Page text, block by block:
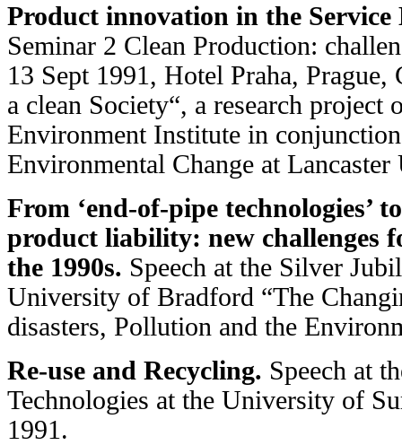
Product innovation in the Service
Seminar 2 Clean Production:
13 Sept 1991, Hotel Praha,
a clean Society“, a research project
Environment Institute in
Environmental Change at
From ‘end-of-pipe technologies’
product liability: new challenges
the 1990s. Speech at the Silver
University of Bradford “The
disasters, Pollution and the
Re-use and Recycling. Speech at
Technologies at the University of
1991.